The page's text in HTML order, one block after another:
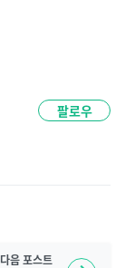
팔로우
다음 포스트